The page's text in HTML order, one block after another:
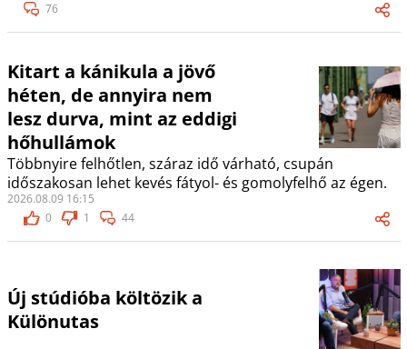
76
Kitart a kánikula a jövő
héten, de annyira nem
lesz durva, mint az eddigi
hőhullámok
Többnyire felhőtlen, száraz idő várható, csupán
időszakosan lehet kevés fátyol- és gomolyfelhő az égen.
2026.08.09 16:15
0
1 44
Új stúdióba költözik a
Különutas